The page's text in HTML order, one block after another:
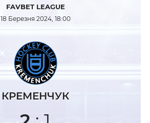
FAVBET LEAGUE
18 Березня 2024, 18:00
КРЕМЕНЧУК